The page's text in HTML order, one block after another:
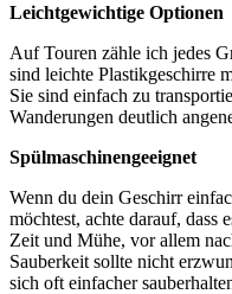
Leichtgewichtige Optionen
Auf Touren zähle ich jedes
sind leichte Plastikgeschirre⁢
Sie ⁤sind einfach⁣ zu
Wanderungen deutlich
Spülmaschinengeeignet
Wenn ⁢du dein Geschirr
möchtest, achte darauf, dass‍
Zeit und Mühe, vor allem
Sauberkeit sollte nicht
sich oft einfacher